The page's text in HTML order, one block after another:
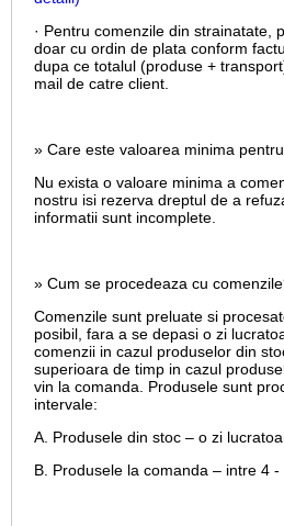
· Pentru comenzile din strainatate,
doar cu ordin de plata conform
dupa ce totalul (produse +
mail de catre client.
» Care este valoarea minima
Nu exista o valoare minima a
nostru isi rezerva dreptul de a
informatii sunt incomplete.
» Cum se procedeaza cu
Comenzile sunt preluate si
posibil, fara a se depasi o zi
comenzii in cazul produselor din
superioara de timp in cazul
vin la comanda. Produsele sunt
intervale:
A. Produsele din stoc – o zi
B. Produsele la comanda – intre 4